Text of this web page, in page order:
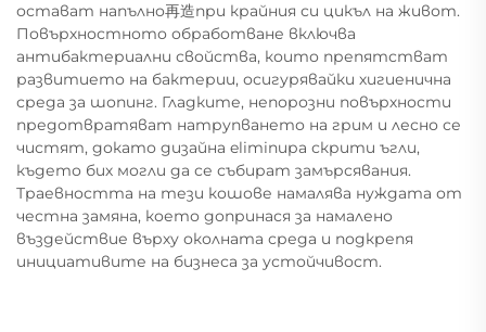
остават напълно再造при крайния си цикъл на живот.
Повърхностното обработване включва
антибактериални свойства, които препятстват
развитието на бактерии, осигурявайки хигиенична
среда за шопинг. Гладките, непорозни повърхности
предотвратяват натрупването на грим и лесно се
чистят, докато дизайна eliminира скрити ъгли,
където бих могли да се събират замърсявания.
Траевността на тези кошове намалява нуждата от
честна замяна, което допринася за намалено
въздействие върху околната среда и подкрепя
инициативите на бизнеса за устойчивост.